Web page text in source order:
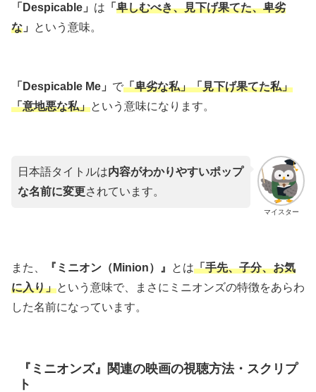
「Despicable」 は 「 卑しむべき、見下げ果てた、卑劣
な 」 という意味。
「Despicable Me」 で「卑劣な私」「見下げ果てた私」
「意地悪な私」という意味になります。
マイスター
日本語タイトルは内容がわかりやすいポップ
な名前に変更されています。
また、 『ミニオン（Minion）』 とは「手先、子分、お気
に入り」という意味で、まさにミニオンズの特徴をあらわ
した名前になっています。
『ミニオンズ』関連の映画の視聴方法・スクリプ
ト